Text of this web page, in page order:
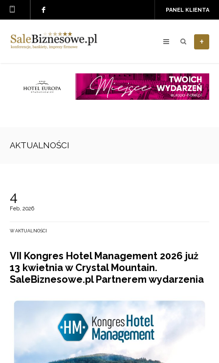
PANEL KLIENTA
+
AKTUALNOŚCI
4
Feb, 2026
W AKTUALNOŚCI
VII Kongres Hotel Management 2026 już
13 kwietnia w Crystal Mountain.
SaleBiznesowe.pl Partnerem wydarzenia